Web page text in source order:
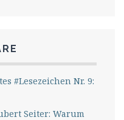
#Lesezeichen Nr. 9:
Seiter: Warum